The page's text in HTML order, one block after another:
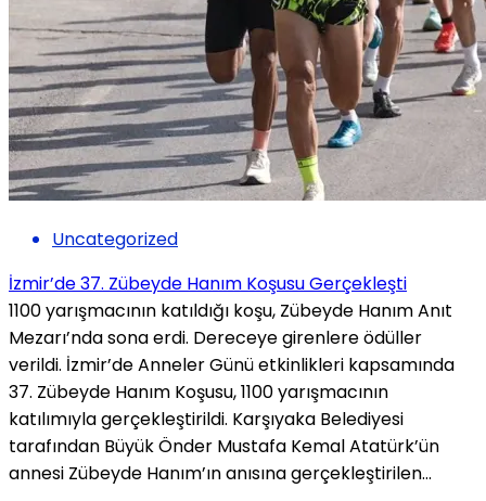
Uncategorized
İzmir’de 37. Zübeyde Hanım Koşusu Gerçekleşti
1100 yarışmacının katıldığı koşu, Zübeyde Hanım Anıt
Mezarı’nda sona erdi. Dereceye girenlere ödüller
verildi. İzmir’de Anneler Günü etkinlikleri kapsamında
37. Zübeyde Hanım Koşusu, 1100 yarışmacının
katılımıyla gerçekleştirildi. Karşıyaka Belediyesi
tarafından Büyük Önder Mustafa Kemal Atatürk’ün
annesi Zübeyde Hanım’ın anısına gerçekleştirilen...